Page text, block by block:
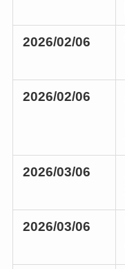
2026/02/06
2026/02/06
2026/03/06
2026/03/06